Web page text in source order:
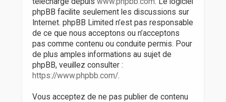
phpBB facilite seulement les discussions sur
Internet. phpBB Limited n’est pas responsable
de ce que nous acceptons ou n’acceptons
pas comme contenu ou conduite permis. Pour
de plus amples informations au sujet de
phpBB, veuillez consulter :
https://www.phpbb.com/.
Vous acceptez de ne pas publier de contenu